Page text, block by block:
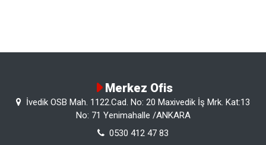
Merkez Ofis
İvedik OSB Mah. 1122.Cad. No: 20 Maxivedik İş Mrk. Kat:13
No: 71 Yenimahalle /ANKARA
0530 412 47 83